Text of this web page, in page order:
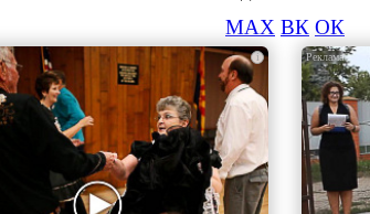
MAX ВК ОК
i